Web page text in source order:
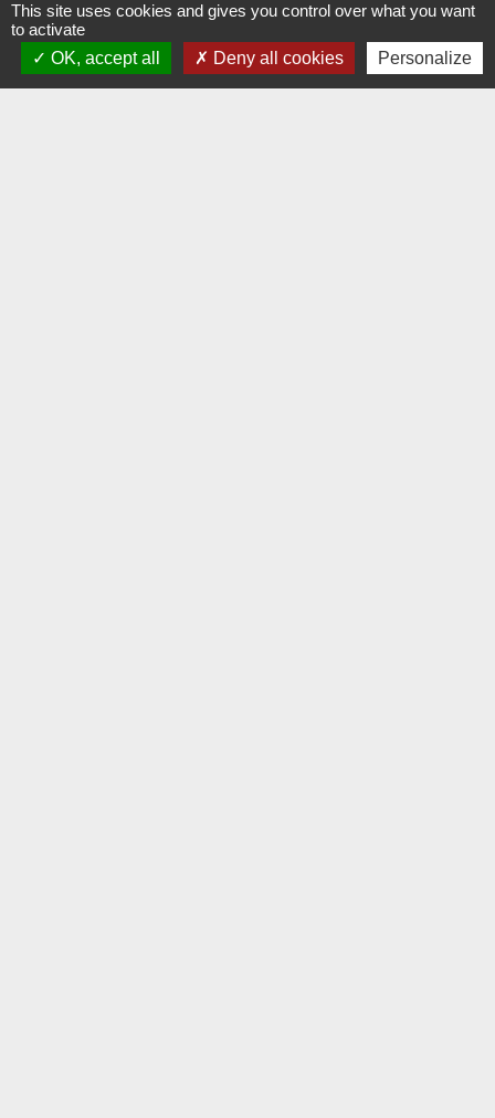
Cette procédure est à utiliser dans le cas
suivant. Vous avez signalé au responsable du
site internet un défaut d’accessibilité qui
This site uses cookies and gives you control over what you want
to activate
OK, accept all
Deny all cookies Personalize